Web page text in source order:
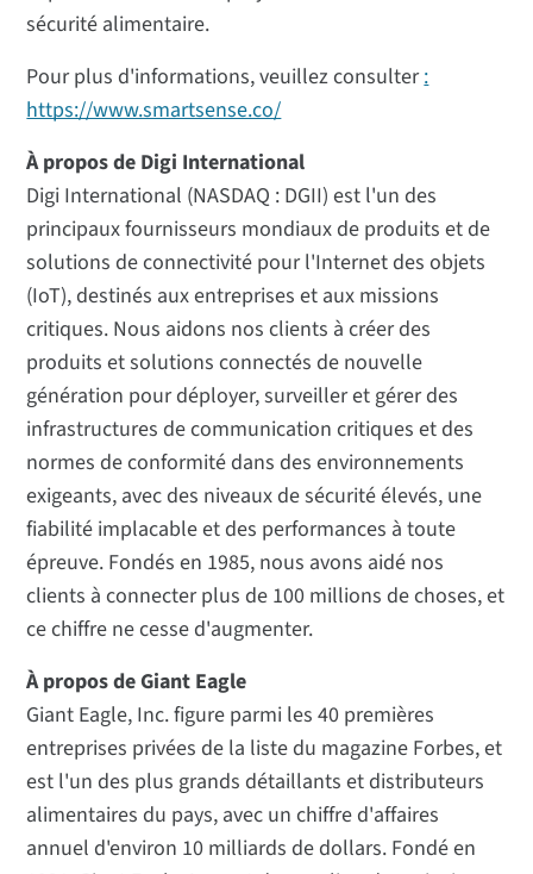
sécurité alimentaire.
Pour plus d'informations, veuillez consulter:
https://www.smartsense.co/
À propos de Digi International
Digi International (NASDAQ : DGII) est l'un des
principaux fournisseurs mondiaux de produits et de
solutions de connectivité pour l'Internet des objets
(IoT), destinés aux entreprises et aux missions
critiques. Nous aidons nos clients à créer des
produits et solutions connectés de nouvelle
génération pour déployer, surveiller et gérer des
infrastructures de communication critiques et des
normes de conformité dans des environnements
exigeants, avec des niveaux de sécurité élevés, une
fiabilité implacable et des performances à toute
épreuve. Fondés en 1985, nous avons aidé nos
clients à connecter plus de 100 millions de choses, et
ce chiffre ne cesse d'augmenter.
À propos de Giant Eagle
Giant Eagle, Inc. figure parmi les 40 premières
entreprises privées de la liste du magazine Forbes, et
est l'un des plus grands détaillants et distributeurs
alimentaires du pays, avec un chiffre d'affaires
annuel d'environ 10 milliards de dollars. Fondé en